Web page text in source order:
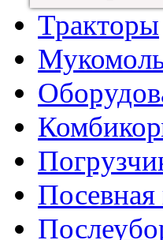
Тракторы
Посевная